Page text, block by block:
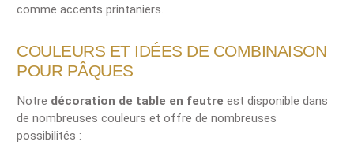
comme accents printaniers.
COULEURS ET IDÉES DE COMBINAISON
POUR PÂQUES
Notre décoration de table en feutre est disponible dans
de nombreuses couleurs et offre de nombreuses
possibilités :